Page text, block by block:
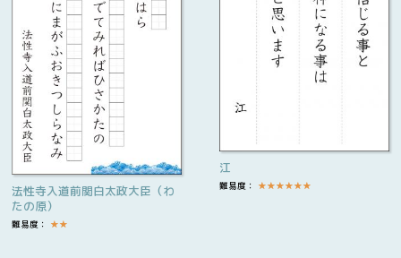
法性寺入道前関白太政大臣（わ
たの原）
難易度： ★★
江
難易度： ★★★★★★